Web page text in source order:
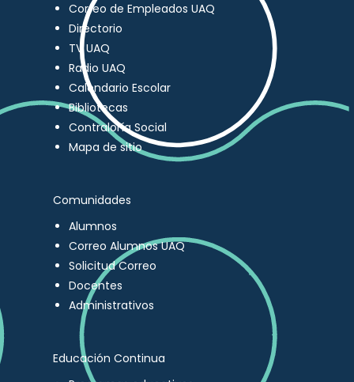
Correo de Empleados UAQ
Directorio
TV UAQ
Radio UAQ
Calendario Escolar
Bibliotecas
Contraloría Social
Mapa de sitio
Comunidades
Alumnos
Correo Alumnos UAQ
Solicitud Correo
Docentes
Administrativos
Educación Continua